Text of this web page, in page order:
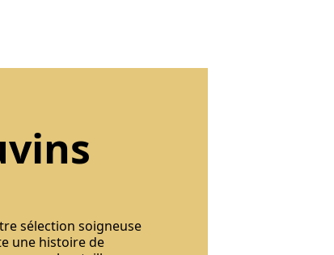
sélection soigneuse
une histoire de